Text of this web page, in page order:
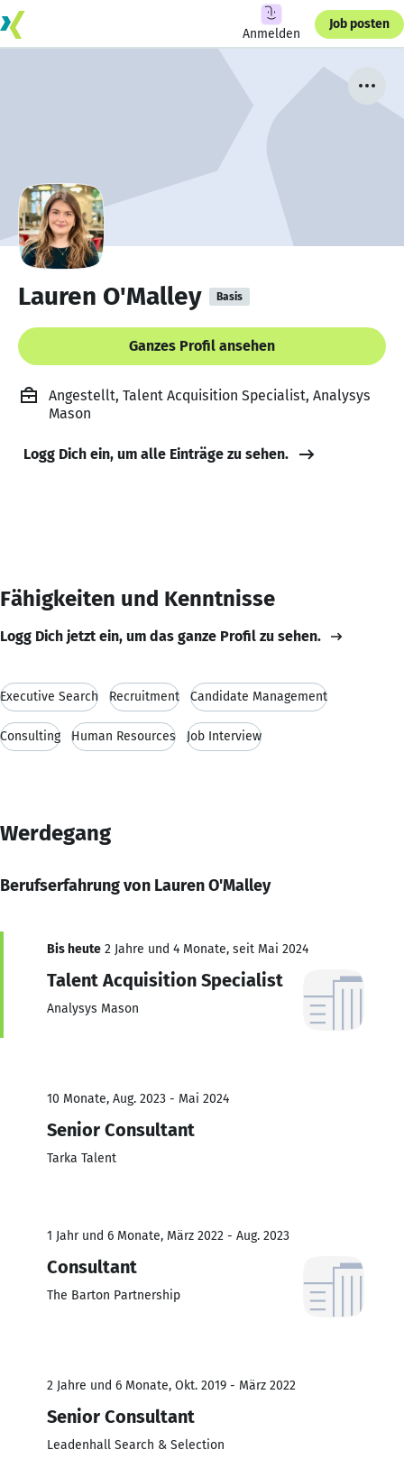
Anmelden
Job posten
Lauren O'Malley Basis
Ganzes Profil ansehen
Angestellt, Talent Acquisition Specialist, Analysys
Mason
Logg Dich ein, um alle Einträge zu sehen.
Fähigkeiten und Kenntnisse
Logg Dich jetzt ein, um das ganze Profil zu sehen.
Executive Search Recruitment Candidate Management
Consulting Human Resources Job Interview
Werdegang
Berufserfahrung von Lauren O'Malley
Bis heute 2 Jahre und 4 Monate, seit Mai 2024
Talent Acquisition Specialist
Analysys Mason
10 Monate, Aug. 2023 - Mai 2024
Senior Consultant
Tarka Talent
1 Jahr und 6 Monate, März 2022 - Aug. 2023
Consultant
The Barton Partnership
2 Jahre und 6 Monate, Okt. 2019 - März 2022
Senior Consultant
Leadenhall Search & Selection